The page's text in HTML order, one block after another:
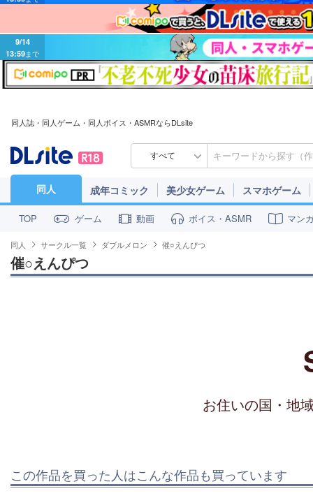
9/14
13:59 まで
同人誌・同人ゲーム・同人ボイス・ASMRならDLsite
すべて
同人 成年コミック 美少女ゲーム スマホゲーム
TOP ゲーム 動画 ボイス・ASMR マン
同人 サークル一覧 ダブルメロン 催○えんぴつ
催○えんぴつ
お住いの国・地
この作品を買った人はこんな作品も買っています